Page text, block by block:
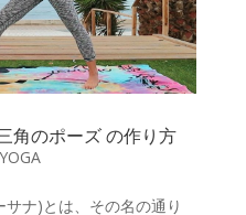
角のポーズ の作り方
YOGA
ナ)とは、その名の通り